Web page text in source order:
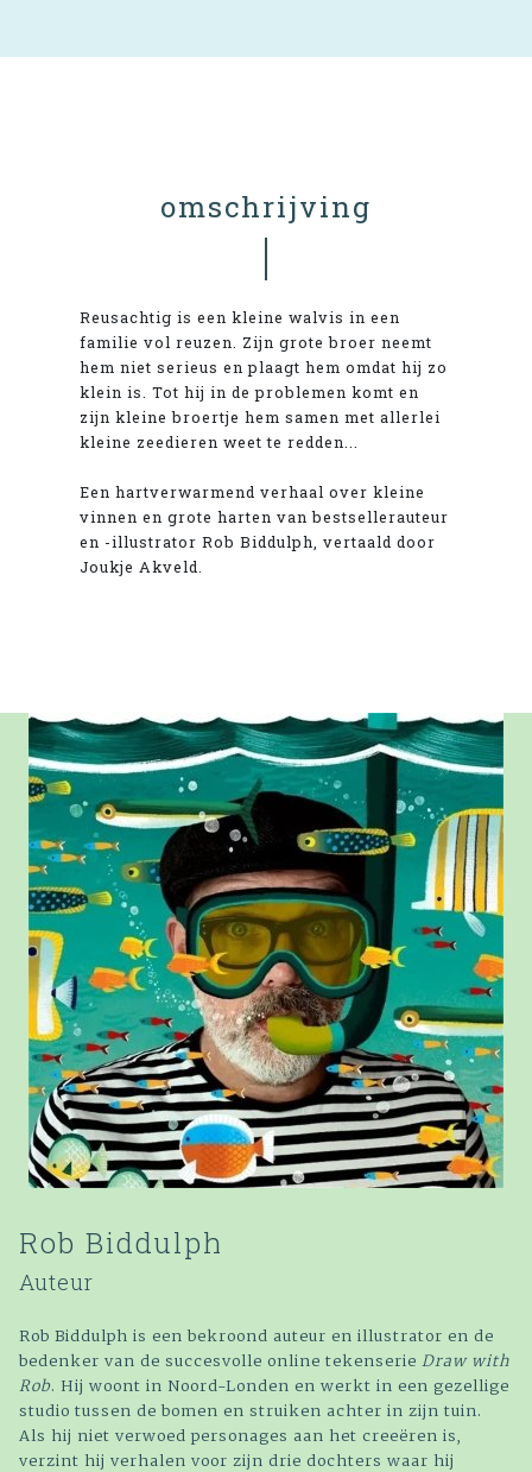
omschrijving
Reusachtig is een kleine walvis in een
familie vol reuzen. Zijn grote broer neemt
hem niet serieus en plaagt hem omdat hij zo
klein is. Tot hij in de problemen komt en
zijn kleine broertje hem samen met allerlei
kleine zeedieren weet te redden...
Een hartverwarmend verhaal over kleine
vinnen en grote harten van bestsellerauteur
en -illustrator Rob Biddulph, vertaald door
Joukje Akveld.
Rob Biddulph
Auteur
Rob Biddulph is een bekroond auteur en illustrator en de
bedenker van de succesvolle online tekenserie Draw with
Rob. Hij woont in Noord-Londen en werkt in een gezellige
studio tussen de bomen en struiken achter in zijn tuin.
Als hij niet verwoed personages aan het creeëren is,
verzint hij verhalen voor zijn drie dochters waar hij